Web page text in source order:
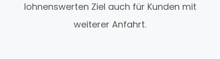
lohnenswerten Ziel auch für Kunden mit
weiterer Anfahrt.